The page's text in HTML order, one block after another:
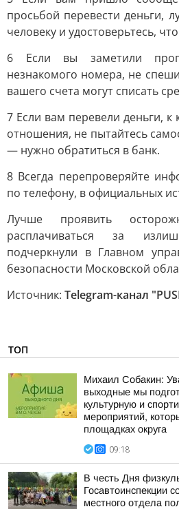
просьбой перевести деньги,
человеку и удостоверьтесь,
6 Если вы заметили
незнакомого номера, не
вашего счета могут списать
7 Если вам перевели деньги,
отношения, не пытайтесь
— нужно обратиться в банк.
8 Всегда перепроверяйте
по телефону, в официальных
Лучше проявить
расплачиваться за
подчеркнули в Главном
безопасности Московской
Источник: Telegram-канал
ТОП
Михаил Собакин:
выходные мы
культурную и
мероприятий,
площадках округа
09:18
В честь Дня
Госавтоинспекции
местного отдела